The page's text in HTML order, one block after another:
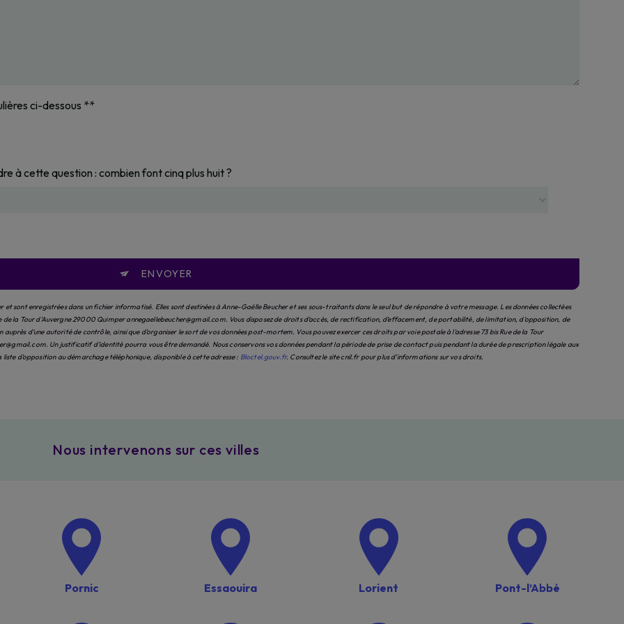
ci-dessous **
à cette question : combien font cinq plus huit ?
ENVOYER
sont enregistrées dans un fichier informatisé. Elles sont destinées à Anne-Gaëlle Beucher et ses sous-traitants dans le seul but de répondre à votre message. Les données collectées
de la Tour d'Auvergne 29000 Quimper annegaellebeucher@gmail.com. Vous disposez de droits d’accès, de rectification, d’effacement, de portabilité, de limitation, d’opposition, de
d’une autorité de contrôle, ainsi que d’organiser le sort de vos données post-mortem. Vous pouvez exercer ces droits par voie postale à l'adresse 73 bis Rue de la Tour
Un justificatif d'identité pourra vous être demandé. Nous conservons vos données pendant la période de prise de contact puis pendant la durée de prescription légale aux
d'opposition au démarchage téléphonique, disponible à cette adresse : Bloctel.gouv.fr. Consultez le site cnil.fr pour plus d’informations sur vos droits.
Nous intervenons sur ces villes
Pornic Essaouira Lorient Pont-l’Abbé